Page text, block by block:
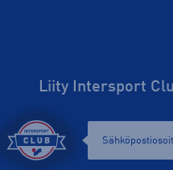
Liity Intersport